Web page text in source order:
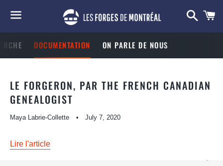
Search
DOCUMENTATION ON PARLE DE NOUS
LE FORGERON, PAR THE FRENCH CANADIAN
GENEALOGIST
Maya Labrie-Collette July 7, 2020
Lire l'article